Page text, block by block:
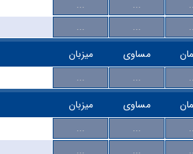
... ...
... ...
میزبان مساوی
... ...
میزبان مساوی
... ...
... ...